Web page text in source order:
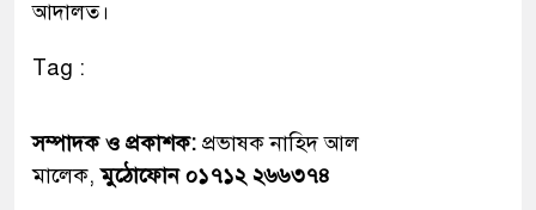
আদালত।
Tag :
সম্পাদক ও প্রকাশক: প্রভাষক নাহিদ আল
মালেক,মুঠোফোন ০১৭১২ ২৬৬৩৭৪